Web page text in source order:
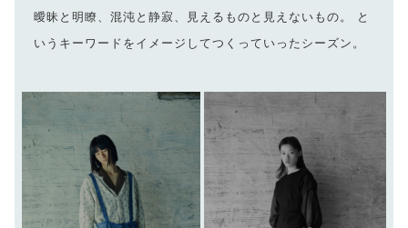
曖昧と明瞭、混沌と静寂、見えるものと見えないもの。 と
いうキーワードをイメージしてつくっていったシーズン。